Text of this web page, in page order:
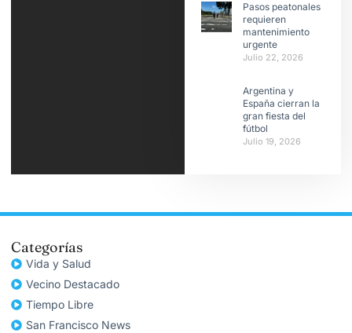
Pasos peatonales
requieren
mantenimiento
urgente
Julio 22, 2026
Argentina y
España cierran la
gran fiesta del
fútbol
Julio 19, 2026
Categorías
Vida y Salud
Vecino Destacado
Tiempo Libre
San Francisco News